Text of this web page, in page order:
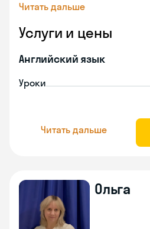
Читать дальше
Услуги и цены
Английский язык
Уроки
Читать дальше
Ольга